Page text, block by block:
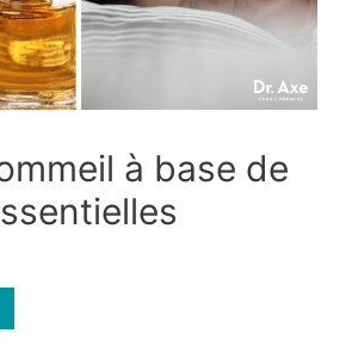
à base de